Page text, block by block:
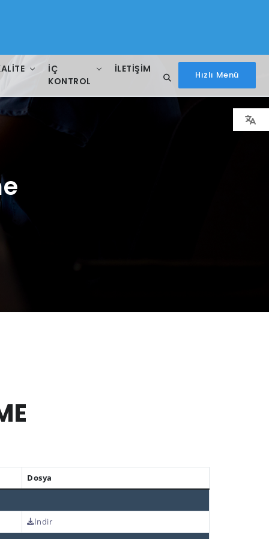
İÇ
KONTROL
İLETIŞIM
Hızlı Menü
Dosya
İndir